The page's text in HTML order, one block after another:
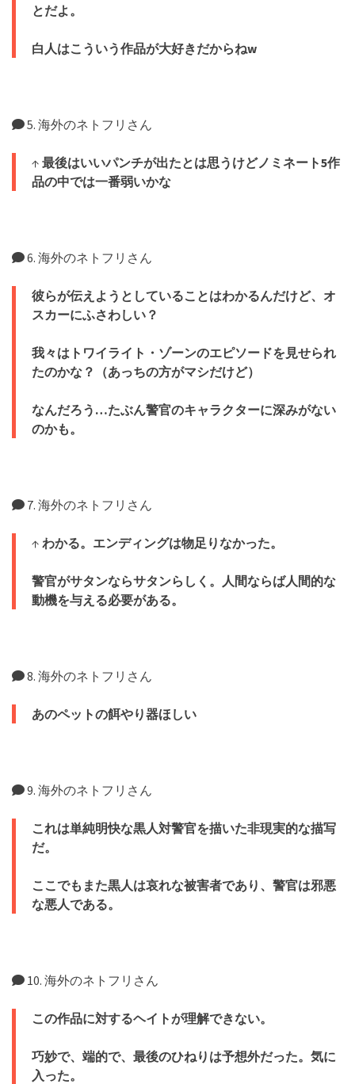
とだよ。
白人はこういう作品が大好きだからねw
5. 海外のネトフリさん
↑ 最後はいいパンチが出たとは思うけどノミネート5作
品の中では一番弱いかな
6. 海外のネトフリさん
彼らが伝えようとしていることはわかるんだけど、オ
スカーにふさわしい？
我々はトワイライト・ゾーンのエピソードを見せられ
たのかな？（あっちの方がマシだけど）
なんだろう…たぶん警官のキャラクターに深みがない
のかも。
7. 海外のネトフリさん
↑ わかる。エンディングは物足りなかった。
警官がサタンならサタンらしく。人間ならば人間的な
動機を与える必要がある。
8. 海外のネトフリさん
あのペットの餌やり器ほしい
9. 海外のネトフリさん
これは単純明快な黒人対警官を描いた非現実的な描写
だ。
ここでもまた黒人は哀れな被害者であり、警官は邪悪
な悪人である。
10. 海外のネトフリさん
この作品に対するヘイトが理解できない。
巧妙で、端的で、最後のひねりは予想外だった。気に
入った。